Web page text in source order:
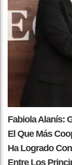
Fabiola Alanís:
El Que Más
Ha Logrado
Entre Los